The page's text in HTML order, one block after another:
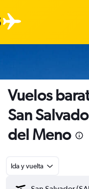
Vuelos
San
del Meno
Ida y vuelta